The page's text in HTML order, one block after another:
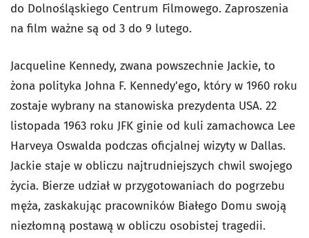
do Dolnośląskiego Centrum Filmowego. Zaproszenia
na film ważne są od 3 do 9 lutego.
Jacqueline Kennedy, zwana powszechnie Jackie, to
żona polityka Johna F. Kennedy'ego, który w 1960 roku
zostaje wybrany na stanowiska prezydenta USA. 22
listopada 1963 roku JFK ginie od kuli zamachowca Lee
Harveya Oswalda podczas oficjalnej wizyty w Dallas.
Jackie staje w obliczu najtrudniejszych chwil swojego
życia. Bierze udział w przygotowaniach do pogrzebu
męża, zaskakując pracowników Białego Domu swoją
niezłomną postawą w obliczu osobistej tragedii.